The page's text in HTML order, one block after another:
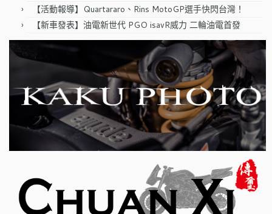
【活動報導】Quartararo、Rins MotoGP選手快閃台灣！
【新車發表】油電新世代 PGO isavR威力 二輪油電首發